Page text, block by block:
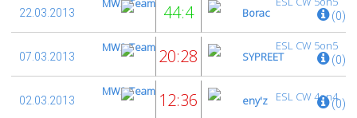
MW2-Team
22.03.2013
MW2-Team
44:4 Borac (0)
ESL CW 5on5
07.03.2013
MW2-Team
20:28 SYPREET (0)
ESL CW 4on4
02.03.2013 12:36 eny'z (0)